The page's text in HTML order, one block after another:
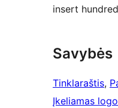
insert
Savybės
Tinklaraštis,
Įkeliamas